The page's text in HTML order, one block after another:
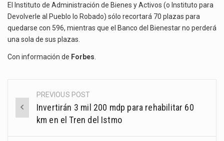
El Instituto de Administración de Bienes y Activos (o Instituto para
Devolverle al Pueblo lo Robado) sólo recortará 70 plazas para
quedarse con 596, mientras que el Banco del Bienestar no perderá
una sola de sus plazas.
Con información de Forbes.
Post
navigation
PREVIOUS POST
Invertirán 3 mil 200 mdp para rehabilitar 60
km en el Tren del Istmo